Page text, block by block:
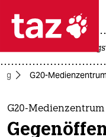
 taz
themen
G20-
G20-